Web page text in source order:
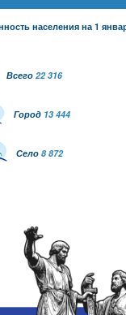
населения на 1
Всего 22 316
Город 13 444
Село 8 872